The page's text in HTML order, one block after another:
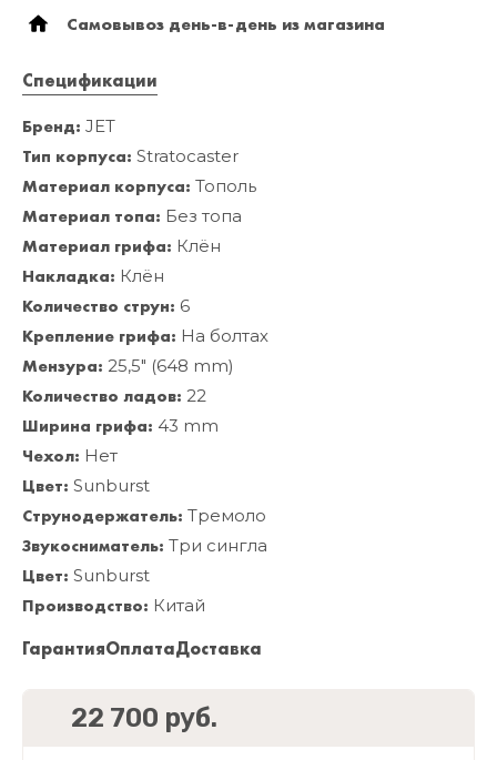
Самовывоз день-в-день из магазина
Спецификации
Бренд: JET
Тип корпуса: Stratocaster
Материал корпуса: Тополь
Материал топа: Без топа
Материал грифа: Клён
Накладка: Клён
Количество струн: 6
Крепление грифа: На болтах
Мензура: 25,5" (648 mm)
Количество ладов: 22
Ширина грифа: 43 mm
Чехол: Нет
Цвет: Sunburst
Струнодержатель: Тремоло
Звукосниматель: Три сингла
Цвет: Sunburst
Производство: Китай
ГарантияОплатаДоставка
22 700 руб.